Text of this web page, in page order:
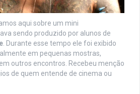
aqui sobre um mini
sendo produzido por alunos de
. Durante esse tempo ele foi exibido
em pequenas mostras,
outros encontros. Recebeu menção
de quem entende de cinema ou